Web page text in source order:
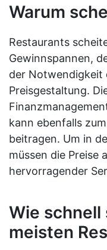
Warum
Restaurants
Gewinnspannen,
der Notwendigkeit
Preisgestaltung.
kann ebenfalls
beitragen. Um in
müssen die Preise
hervorragender
Wie
meisten